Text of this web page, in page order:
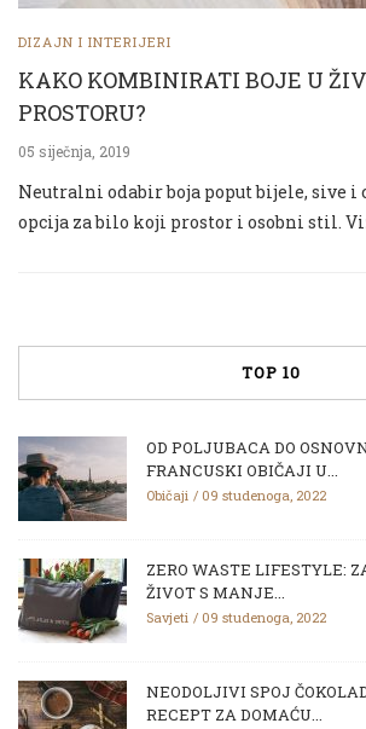
DIZAJN I INTERIJERI
KAKO KOMBINIRATI BOJE U
PROSTORU?
05 siječnja, 2019
Neutralni odabir boja poput bijele, sive i
opcija za bilo koji prostor i osobni stil.
TOP 10
OD POLJUBACA DO
FRANCUSKI OBIČAJI U...
Običaji 09 studenoga, 2022
ZERO WASTE LIFESTYLE:
ŽIVOT S MANJE...
Savjeti 09 studenoga, 2022
NEODOLJIVI SPOJ
RECEPT ZA DOMAĆU...